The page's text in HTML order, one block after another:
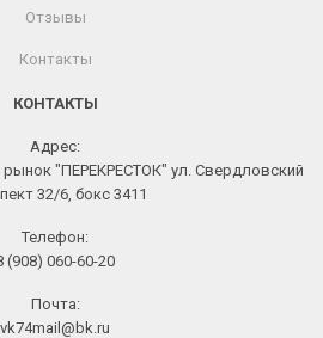
Отзывы
Контакты
КОНТАКТЫ
Адрес:
"ПЕРЕКРЕСТОК" ул. Свердловский
32/6, бокс 3411
Телефон:
(908) 060-60-20
Почта:
vk74mail@bk.ru